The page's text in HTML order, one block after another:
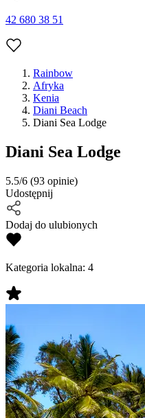
42 680 38 51
Rainbow
Afryka
Kenia
Diani Beach
Diani Sea Lodge
Diani Sea Lodge
5.5/6 (93 opinie)
Udostępnij
Dodaj do ulubionych
Kategoria lokalna: 4